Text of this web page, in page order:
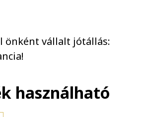
önként vállalt jótállás:
használható